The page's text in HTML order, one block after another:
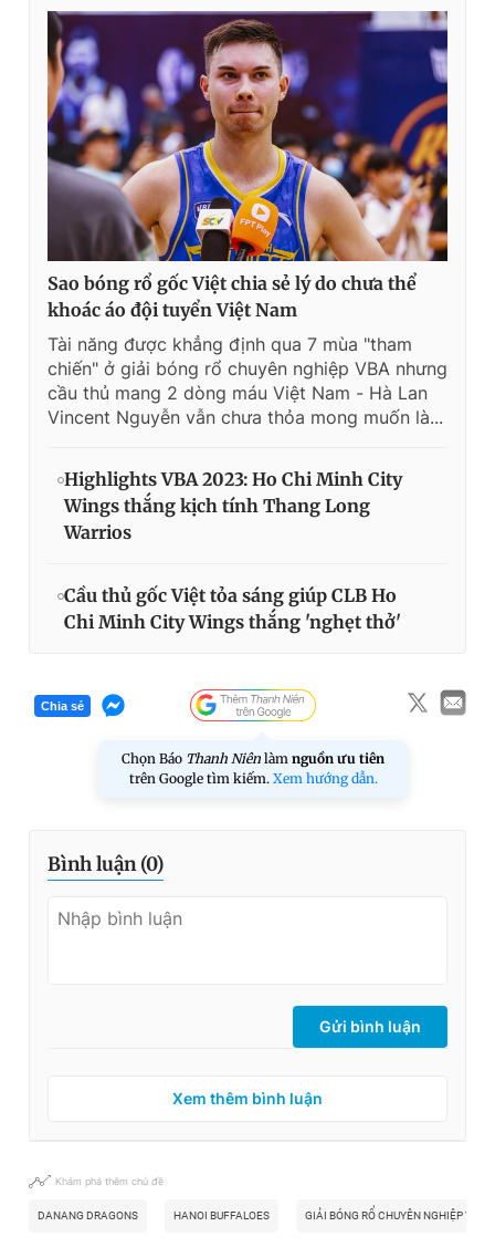
Sao bóng rổ gốc Việt chia sẻ lý do chưa thể
khoác áo đội tuyển Việt Nam
Tài năng được khẳng định qua 7 mùa "tham
chiến" ở giải bóng rổ chuyên nghiệp VBA nhưng
cầu thủ mang 2 dòng máu Việt Nam - Hà Lan
Vincent Nguyễn vẫn chưa thỏa mong muốn là...
Highlights VBA 2023: Ho Chi Minh City
Wings thắng kịch tính Thang Long
Warrios
Cầu thủ gốc Việt tỏa sáng giúp CLB Ho
Chi Minh City Wings thắng 'nghẹt thở'
Chia sẻ
Chọn Báo Thanh Niên làm nguồn ưu tiên
trên Google tìm kiếm. Xem hướng dẫn.
Bình luận (0)
Gửi bình luận
Xem thêm bình luận
Khám phá thêm chủ đề
DANANG DRAGONS HANOI BUFFALOES GIẢI BÓNG RỔ CHUYÊN NGHIỆP VIỆT